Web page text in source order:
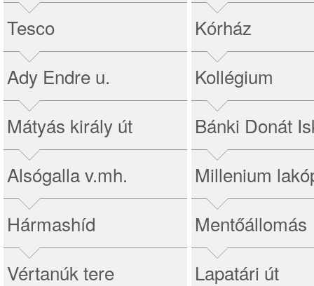
Tesco
Ady Endre u.
Mátyás király út
Alsógalla v.mh.
Hármashíd
Vértanúk tere
Kórház
Kollégium
Bánki Donát
Millenium
Mentőállomás
Lapatári út